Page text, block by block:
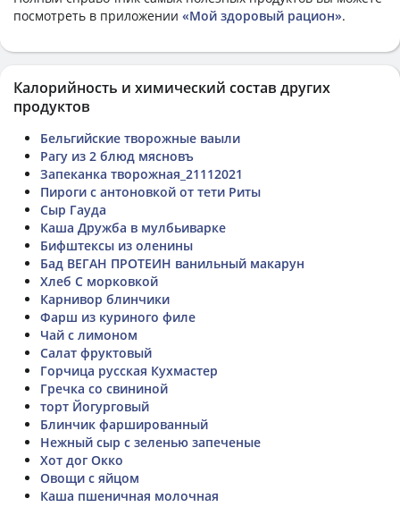
посмотреть в приложении «Мой здоровый рацион».
Калорийность и химический состав других
продуктов
Бельгийские творожные ваыли
Рагу из 2 блюд мясновъ
Запеканка творожная_21112021
Пироги с антоновкой от тети Риты
Сыр Гауда
Каша Дружба в мулбьиварке
Бифштексы из оленины
Бад ВЕГАН ПРОТЕИН ванильный макарун
Хлеб С морковкой
Карнивор блинчики
Фарш из куриного филе
Чай с лимоном
Салат фруктовый
Горчица русская Кухмастер
Гречка со свининой
торт Йогурговый
Блинчик фаршированный
Нежный сыр с зеленью запеченые
Хот дог Окко
Овощи с яйцом
Каша пшеничная молочная